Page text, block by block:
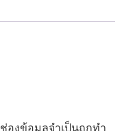
ช่องข้อมูลจำเป็นถูกทำ